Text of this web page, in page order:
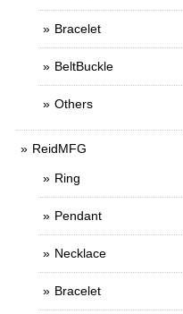
Bracelet
BeltBuckle
Others
ReidMFG
Ring
Pendant
Necklace
Bracelet